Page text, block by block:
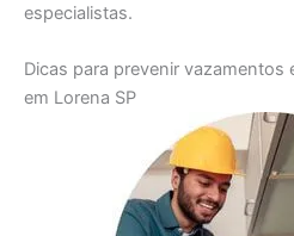
especialistas.
Dicas para prevenir vazamentos
em Lorena SP